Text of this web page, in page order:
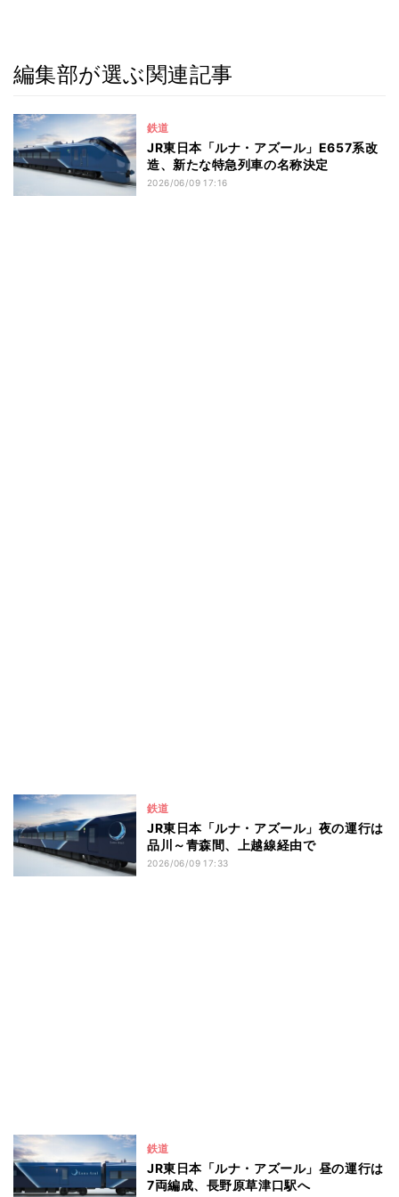
編集部が選ぶ関連記事
鉄道
JR東日本「ルナ・アズール」E657系改
造、新たな特急列車の名称決定
2026/06/09 17:16
鉄道
JR東日本「ルナ・アズール」夜の運行は
品川～青森間、上越線経由で
2026/06/09 17:33
鉄道
JR東日本「ルナ・アズール」昼の運行は
7両編成、長野原草津口駅へ